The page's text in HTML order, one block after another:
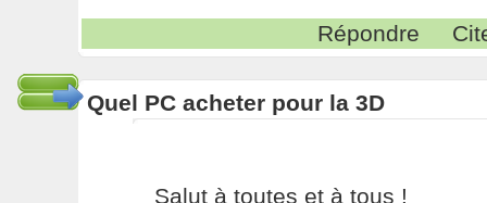
Répondre
Quel PC acheter pour la 3D
Salut à toutes et à tous !